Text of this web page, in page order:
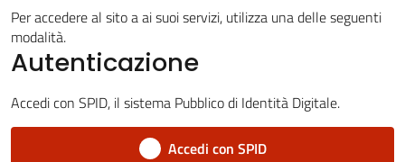
Servizi
San
Per accedere al sito a ai suoi servizi, utilizza una delle seguenti
modalità.
Autenticazione
Accedi con SPID, il sistema Pubblico di Identità Digitale.
Accedi con SPID